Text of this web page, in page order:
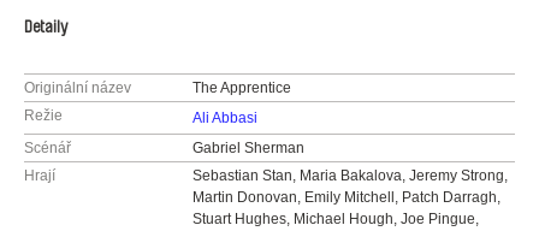
Detaily
Originální název
The Apprentice
Režie
Ali Abbasi
Scénář
Gabriel Sherman
Hrají
Sebastian Stan, Maria Bakalova, Jeremy Strong,
Martin Donovan, Emily Mitchell, Patch Darragh,
Stuart Hughes, Michael Hough, Joe Pingue,